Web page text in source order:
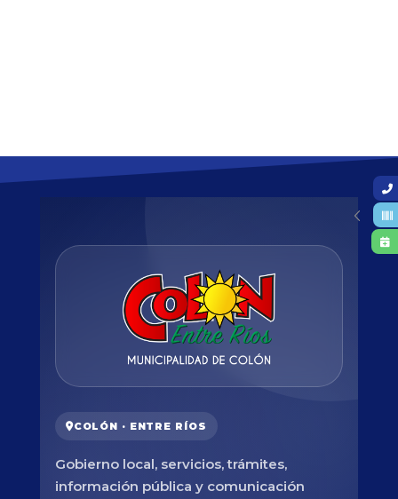
COLÓN · ENTRE RÍOS
Gobierno local, servicios, trámites,
información pública y comunicación